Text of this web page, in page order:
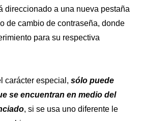
direccionado a una nueva pestaña
de cambio de contraseña, donde
para su respectiva
carácter especial,sólo puede
se encuentran en medio del
, si se usa uno diferente le